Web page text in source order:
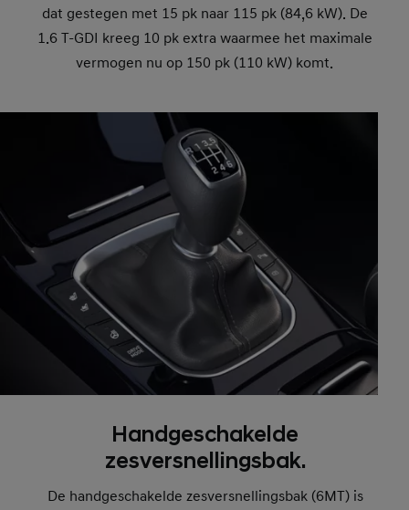
dat gestegen met 15 pk naar 115 pk (84,6 kW). De
1.6 T-GDI kreeg 10 pk extra waarmee het maximale
vermogen nu op 150 pk (110 kW) komt.
Handgeschakelde
zesversnellingsbak.
De handgeschakelde zesversnellingsbak (6MT) is